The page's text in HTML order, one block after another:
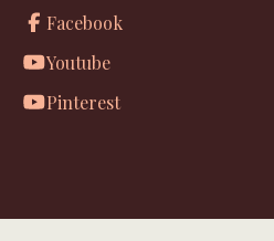
Facebook
Youtube
Pinterest